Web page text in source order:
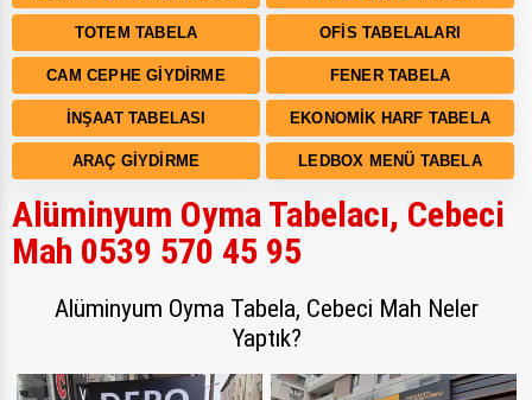
TOTEM TABELA OFIS TABELALARI
CAM CEPHE GIYDIRME FENER TABELA
İNŞAAT TABELASI EKONOMIK HARF TABELA
ARAÇ GIYDIRME LEDBOX MENÜ TABELA
Alüminyum Oyma Tabelacı, Cebeci
Mah 0539 570 45 95
Alüminyum Oyma Tabela, Cebeci Mah Neler
Yaptık?